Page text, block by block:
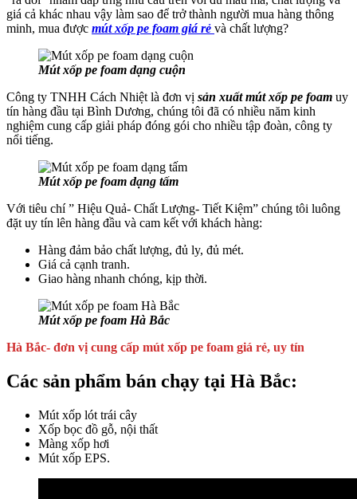
giá cả khác nhau vậy làm sao để trở thành người mua hàng thông
minh, mua được mút xốp pe foam giá rẻ và chất lượng?
Mút xốp pe foam dạng cuộn
Công ty TNHH Cách Nhiệt là đơn vị sản xuất mút xốp pe foam uy
tín hàng đầu tại Bình Dương, chúng tôi đã có nhiều năm kinh
nghiệm cung cấp giải pháp đóng gói cho nhiều tập đoàn, công ty
nổi tiếng.
Mút xốp pe foam dạng tấm
Với tiêu chí ” Hiệu Quả- Chất Lượng- Tiết Kiệm” chúng tôi luông
đặt uy tín lên hàng đầu và cam kết với khách hàng:
Hàng đảm bảo chất lượng, đủ ly, đủ mét.
Giá cả cạnh tranh.
Giao hàng nhanh chóng, kịp thời.
Mút xốp pe foam Hà Bắc
Hà Bắc- đơn vị cung cấp mút xốp pe foam giá rẻ, uy tín
Các sản phẩm bán chạy tại Hà Bắc:
Mút xốp lót trái cây
Xốp bọc đồ gỗ, nội thất
Màng xốp hơi
Mút xốp EPS.